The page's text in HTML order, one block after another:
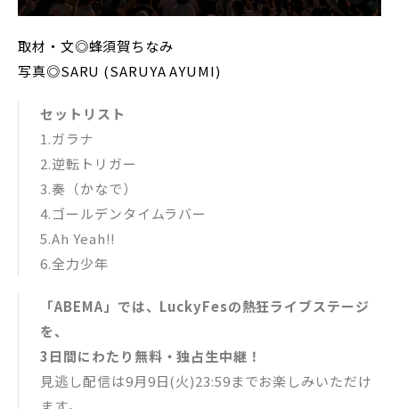
取材・文◎蜂須賀ちなみ
写真◎SARU (SARUYA AYUMI)
セットリスト
1.ガラナ
2.逆転トリガー
3.奏（かなで）
4.ゴールデンタイムラバー
5.Ah Yeah!!
6.全力少年
「ABEMA」では、LuckyFesの熱狂ライブステージ
を、
3日間にわたり無料・独占生中継！
見逃し配信は9月9日(火)23:59までお楽しみいただけ